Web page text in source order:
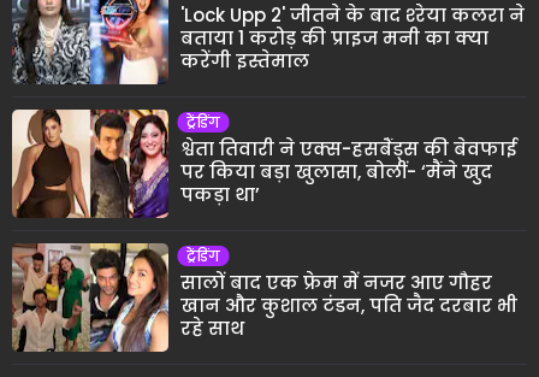
'Lock Upp 2' जीतने के बाद श्‍रेया कलरा ने
बताया 1 करोड़ की प्राइज मनी का क्या
करेंगी इस्तेमाल
ट्रेंडिंग
श्वेता तिवारी ने एक्स-हसबैंड्स की बेवफाई
पर किया बड़ा खुलासा, बोलीं- ‘मैंने खुद
पकड़ा था’
ट्रेंडिंग
सालों बाद एक फ्रेम में नजर आए गौहर
खान और कुशाल टंडन, पति जैद दरबार भी
रहे साथ